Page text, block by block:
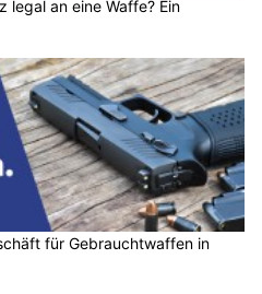
legal an eine Waffe? Ein
für Gebrauchtwaffen in